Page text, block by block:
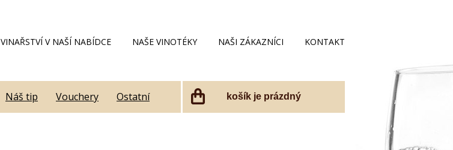
VINAŘSTVÍ V NAŠÍ NABÍDCE NAŠE VINOTÉKY NAŠI ZÁKAZNÍCI KONTAKT
Náš tip Vouchery Ostatní košík je prázdný